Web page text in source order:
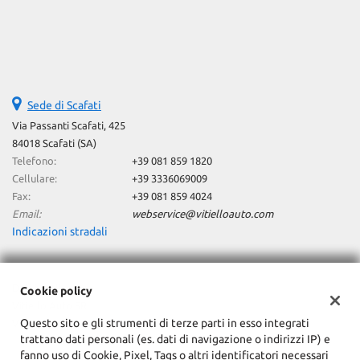
Sede di Scafati
Via Passanti Scafati, 425
84018 Scafati (SA)
Telefono:
+39 081 859 1820
Cellulare:
+39 3336069009
Fax:
+39 081 859 4024
Email:
webservice@vitielloauto.com
Indicazioni stradali
Dati fiscali:
Via Passanti, 425, 82018 Scafati (SA)
C.F/P.IVA:06080330654
Cookie policy
Questo sito e gli strumenti di terze parti in esso integrati
trattano dati personali (es. dati di navigazione o indirizzi IP) e
fanno uso di Cookie, Pixel, Tags o altri identificatori necessari